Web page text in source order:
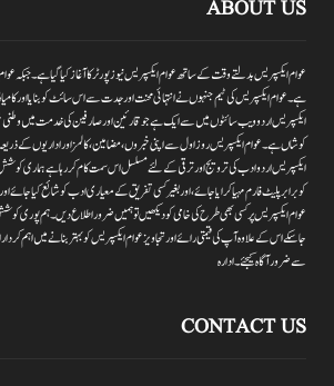
ABOUT US
ہے۔ عوام ایکسپریس کی ٹیم جنہوں نے انتہائی محنت اور جدت سے اس سائٹ کو بنایا اور
ایکسپریس اردو ویب سائٹوں میں سے ایک ہے جو قارئین اور صارفین کی خدمت میں
کوشاں ہے۔عوام ایکسپریس روز اول سے اپنی خبروں ،مضامین ،کالمز اور اداریوں کے
ایکسپریس اردو ادب کی ترویج اور ترقی کے لئے مسلسل اس سمت کام کر رہا ہے ہماری
کو برابر پلیٹ فارم مہیا کرایا جائے،اور بغیر کسی تفریق کے معیاری ادب کو شائع کیا جائے
عوام ایکسپریس پر کسی بھی طرح کی خامی کو دیکھیں تو ہمیں ضرور اطلاع دیں۔ہم پوری
جاسکے اس کے علاوہ آپ کی قیمتی رائے اور تجاویز عوام ایکسپریس کو بہتر بنانے میں اہم
سے ضرور آگاہ کیجئے۔ ادارہ
CONTACT US